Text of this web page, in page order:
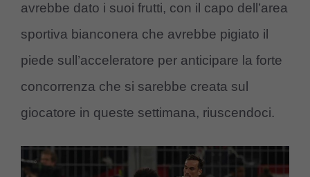
avrebbe dato i suoi frutti, con il capo dell’area
sportiva bianconera che avrebbe pigiato il
piede sull’acceleratore per anticipare la forte
concorrenza che si sarebbe creata sul
giocatore in queste settimana, riuscendoci.